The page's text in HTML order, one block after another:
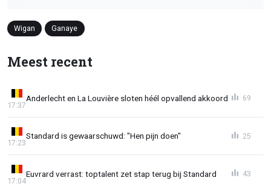
Wigan Ganaye
Meest recent
Anderlecht en La Louvière sloten héél opvallend akkoord
17:37
69
Standard is gewaarschuwd: "Hen pijn doen"
17:23
25
Euvrard verrast: toptalent zet stap terug bij Standard
17:04
43